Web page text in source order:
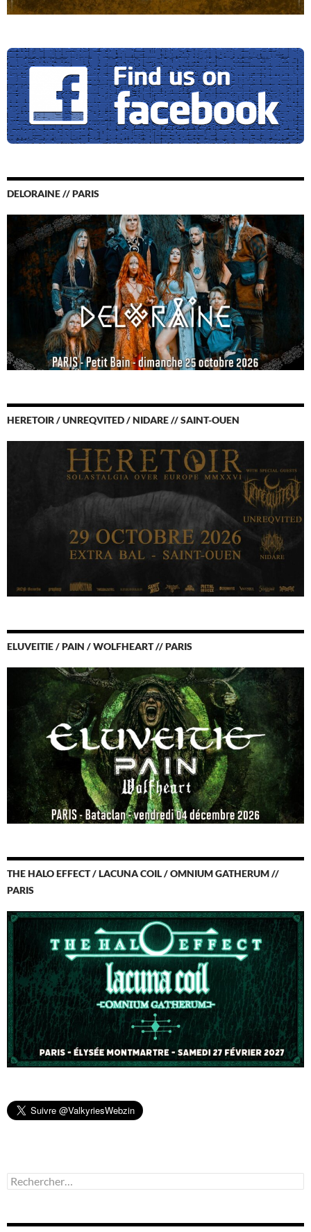
DELORAINE // PARIS
HERETOIR / UNREQVITED / NIDARE // SAINT-OUEN
ELUVEITIE / PAIN / WOLFHEART // PARIS
THE HALO EFFECT / LACUNA COIL / OMNIUM GATHERUM //
PARIS
Rechercher :